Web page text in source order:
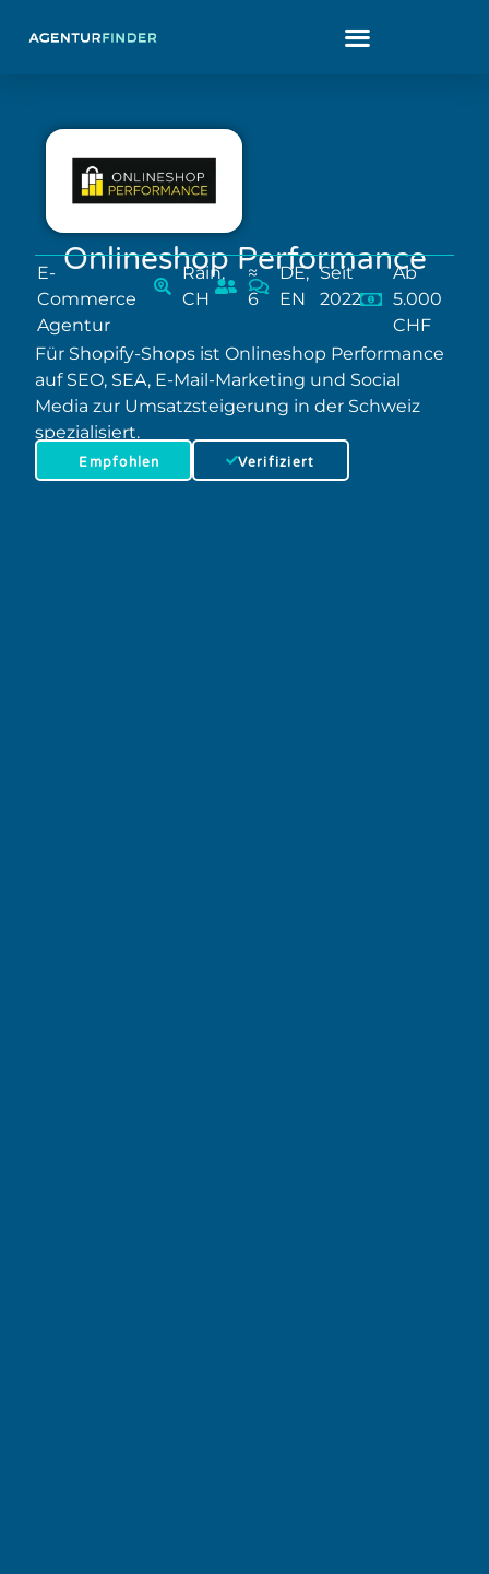
Onlineshop Performance
E-
Commerce
Agentur
Rain,
CH
≈
6
DE,
EN
Seit
2022
Ab
5.000
CHF
Für Shopify-Shops ist Onlineshop Performance
auf SEO, SEA, E-Mail-Marketing und Social
Media zur Umsatzsteigerung in der Schweiz
spezialisiert.
Empfohlen Verifiziert